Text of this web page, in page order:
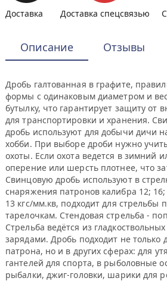
Доставка Доставка спецсвязью
Описание Отзывы
Дробь галтованная в графите,
формы с одинаковым диаметром и
бутылку, что гарантирует защиту от
для транспортировки и хранения.
дробь используют для добычи дичи
хобби. При выборе дроби нужно
охоты. Если охота ведется в зимний
оперение или шерсть плотнее, что
Свинцовую дробь используют в
снаряжения патронов калибра 12;
13 кгс/мм.кв, подходит для стрельбы
тарелочкам. Стендовая стрельба -
Стрельба ведётся из
зарядами. Дробь подходит не только
патрона, но и в других сферах: для
гантелей для спорта, в рыболовные
рыбалки, джиг-головки, шарики для